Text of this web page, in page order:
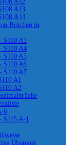
A13
A14
Brüchen in
S110 A3
S110 A4
S110 A5
S110 A6
S110 A7
A1
A2
6
S115 A-1
Übungen